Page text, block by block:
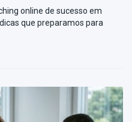
online de sucesso em
que preparamos para